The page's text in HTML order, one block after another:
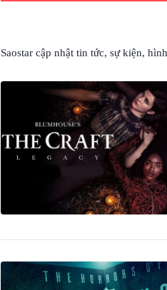
Saostar cập nhật tin tức, sự kiện,